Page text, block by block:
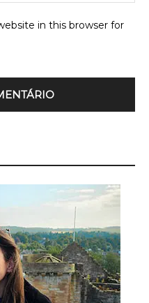
in this browser for